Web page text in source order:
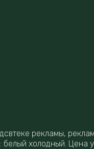
рекламы,
холодный. Цена